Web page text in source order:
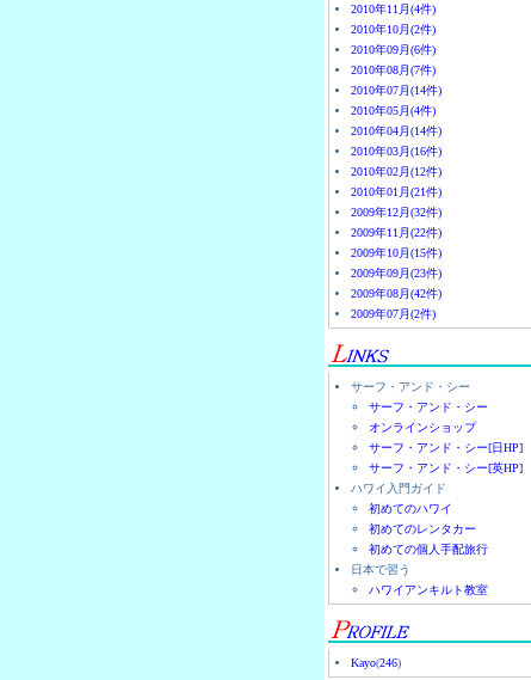
2010年11月(4件)
2010年10月(2件)
2010年09月(6件)
2010年08月(7件)
2010年07月(14件)
2010年05月(4件)
2010年04月(14件)
2010年03月(16件)
2010年02月(12件)
2010年01月(21件)
2009年12月(32件)
2009年11月(22件)
2009年10月(15件)
2009年09月(23件)
2009年08月(42件)
2009年07月(2件)
サーフ・アンド・シー
サーフ・アンド・シー
オンラインショップ
サーフ・アンド・シー[日HP]
サーフ・アンド・シー[英HP]
ハワイ入門ガイド
初めてのハワイ
初めてのレンタカー
初めての個人手配旅行
日本で習う
ハワイアンキルト教室
Kayo(246)